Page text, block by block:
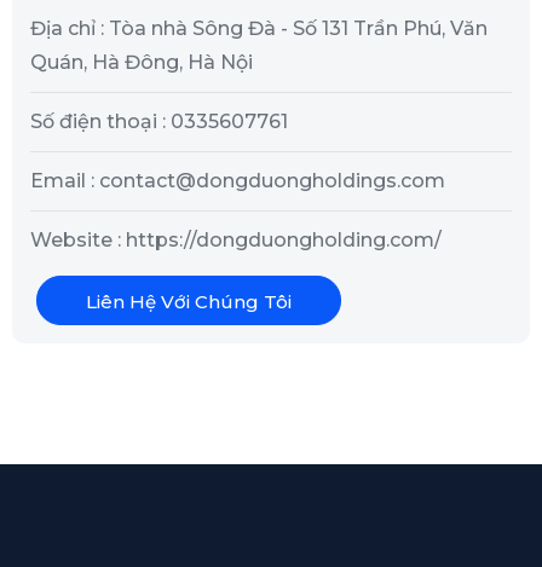
Địa chỉ : Tòa nhà Sông Đà - Số 131 Trần Phú, Văn
Quán, Hà Đông, Hà Nội
Số điện thoại : 0335607761
Email : contact@dongduongholdings.com
Website : https://dongduongholding.com/
Liên Hệ Với Chúng Tôi